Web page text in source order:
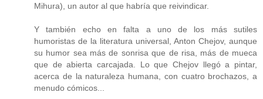
Mihura), un autor al que habría que reivindicar.
Y también echo en falta a uno de los más sutiles
humoristas de la literatura universal, Anton Chejov, aunque
su humor sea más de sonrisa que de risa, más de mueca
que de abierta carcajada. Lo que Chejov llegó a pintar,
acerca de la naturaleza humana, con cuatro brochazos, a
menudo cómicos...